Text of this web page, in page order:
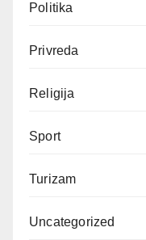
Politika
Privreda
Religija
Sport
Turizam
Uncategorized